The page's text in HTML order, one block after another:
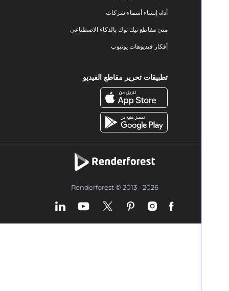
أداة إنشاء أسماء شركات
منئ مقاطع تيك توك بالذكاء الاصطناعي
أفكار فيديوهات يوتيوب
تطبيقات تحرير مقاطع الفيديو
Renderforest © 2013 - 2026